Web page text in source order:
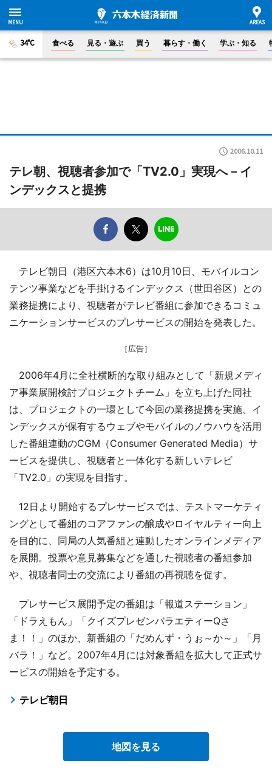
34°C 食べる 見る・遊ぶ 買う 暮らす・働く 学ぶ・知る
2006.10.11
テレ朝、視聴者参加で「TV2.0」実現へ－イ
ンデックスと提携
テレビ朝日（港区六本木6）は10月10日、モバイルコン
テンツ事業などを手掛けるインデックス（世田谷区）との
業務提携により、視聴者がテレビ番組に参加できるコミュ
ニケーションサービスのプレサービスの開始を発表した。
［広告］
2006年4月に全社横断的な取り組みとして「新規メディ
ア事業展開検討プロジェクトチーム」を立ち上げた同社
は、プロジェクトの一環として今回の業務提携を実施、イ
ンデックスが保有するウェブやモバイルのノウハウを活用
した番組連動のCGM（Consumer Generated Media）サ
ービスを提供し、視聴者と一体化する新しいテレビ
「TV2.0」の実現を目指す。
12日より開始するプレサービスでは、テストマーケティ
ングとして番組のコアファンの醸成やロイヤルティー向上
を目的に、同局の人気番組と連動したオンラインメディア
を展開。投票や意見募集などを通した視聴者の番組参加
や、視聴者同士の交流により番組の再視聴を促す。
プレサービス展開予定の番組は「報道ステーション」
「ドラえもん」「クイズプレゼンバラエティーQさ
ま！！」のほか、新番組の「だめんず・うぉ～か～」「月
バラ！」など。2007年4月には対象番組を拡大して正式サ
ービスの開始を予定する。
テレビ朝日
地図を見る